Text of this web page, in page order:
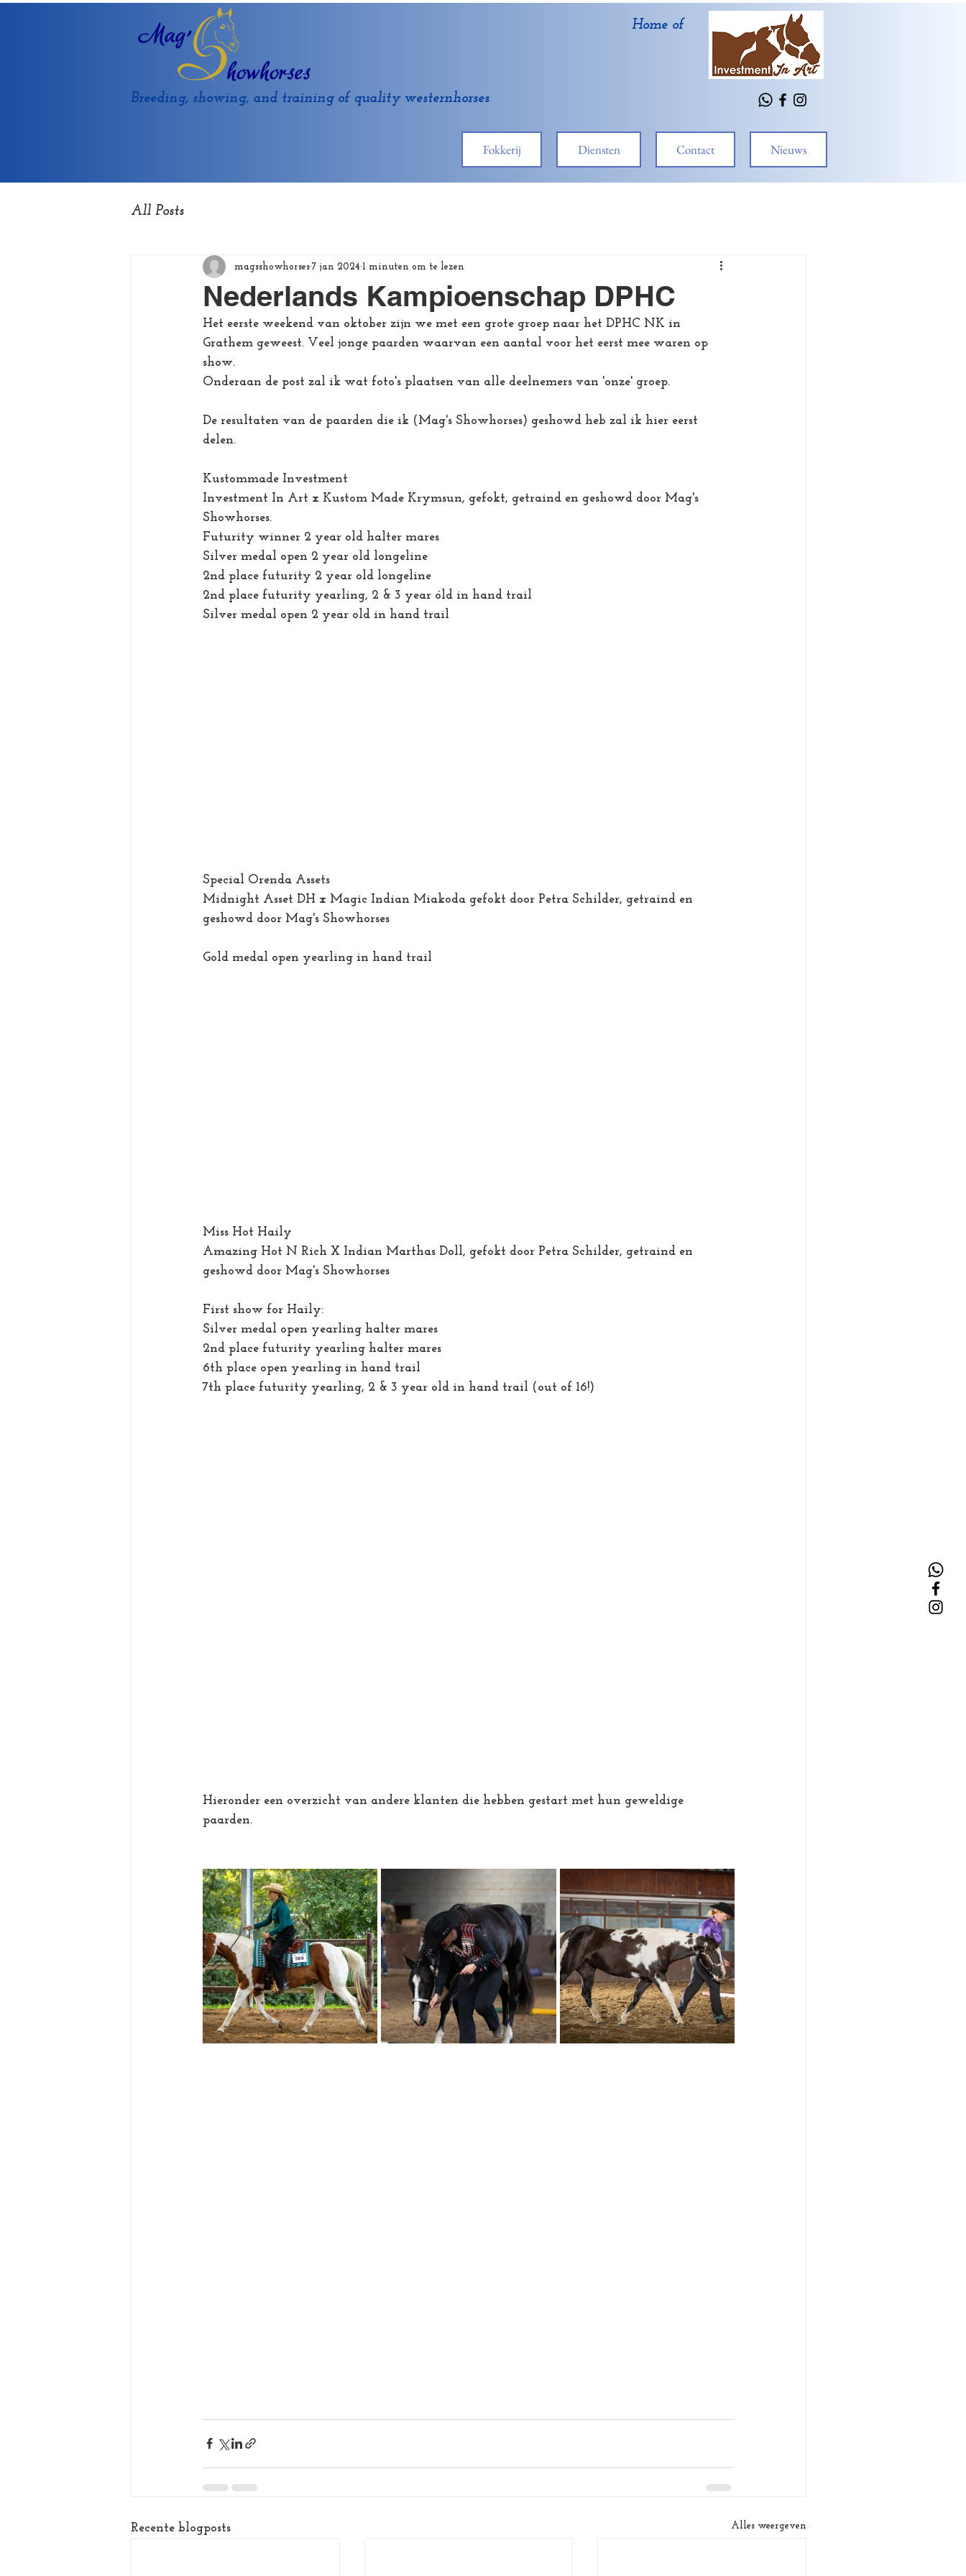
Breeding, showing, and training of quality westernhorses
Home of
Fokkerij Diensten Contact Nieuws
All Posts
Nederlands Kampioenschap DPHC
magsshowhorses 7 jan 2024 1 minuten om te lezen
Het eerste weekend van oktober zijn we met een grote groep naar het DPHC NK in
Grathem geweest. Veel jonge paarden waarvan een aantal voor het eerst mee waren op
show.
Onderaan de post zal ik wat foto's plaatsen van alle deelnemers van 'onze' groep.
De resultaten van de paarden die ik (Mag's Showhorses) geshowd heb zal ik hier eerst
delen.
Kustommade Investment
Investment In Art x Kustom Made Krymsun, gefokt, getraind en geshowd door Mag's
Showhorses.
Futurity winner 2 year old halter mares
Silver medal open 2 year old longeline
2nd place futurity 2 year old longeline
2nd place futurity yearling, 2 & 3 year óld in hand trail
Silver medal open 2 year old in hand trail
Special Orenda Assets
Midnight Asset DH x Magic Indian Miakoda gefokt door Petra Schilder, getraind en
geshowd door Mag's Showhorses
Gold medal open yearling in hand trail
Miss Hot Haily
Amazing Hot N Rich X Indian Marthas Doll, gefokt door Petra Schilder, getraind en
geshowd door Mag's Showhorses
First show for Haily:
Silver medal open yearling halter mares
2nd place futurity yearling halter mares
6th place open yearling in hand trail
7th place futurity yearling, 2 & 3 year old in hand trail (out of 16!)
Hieronder een overzicht van andere klanten die hebben gestart met hun geweldige
paarden.
Recente blogposts Alles weergeven